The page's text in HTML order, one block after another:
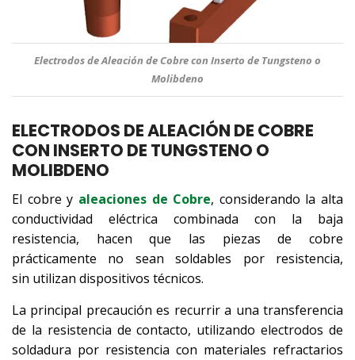
Electrodos de Aleación de Cobre con Inserto de Tungsteno o
Molibdeno
ELECTRODOS DE ALEACIÓN DE COBRE
CON INSERTO DE TUNGSTENO O
MOLIBDENO
El cobre y aleaciones de Cobre, considerando la alta
conductividad eléctrica combinada con la baja
resistencia, hacen que las piezas de cobre
prácticamente no sean soldables por resistencia,
sin utilizan dispositivos técnicos.
La principal precaución es recurrir a una transferencia
de la resistencia de contacto, utilizando electrodos de
soldadura por resistencia con materiales refractarios